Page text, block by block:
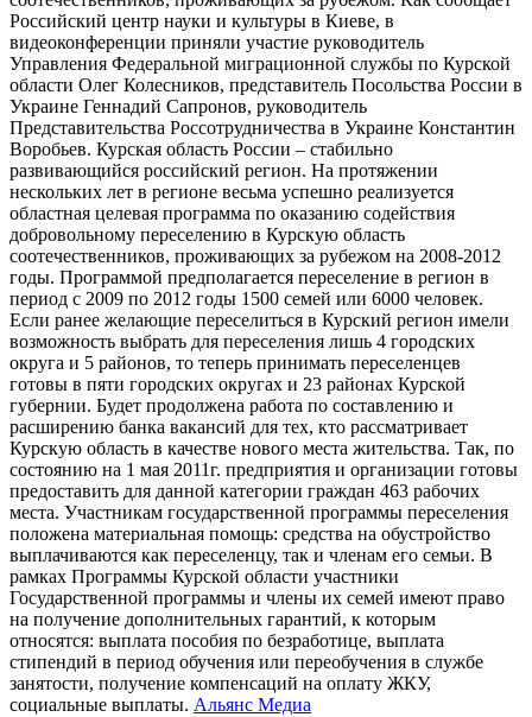
Российский центр науки и культуры в Киеве, в
видеоконференции приняли участие руководитель
Управления Федеральной миграционной службы по Курской
области Олег Колесников, представитель Посольства России в
Украине Геннадий Сапронов, руководитель
Представительства Россотрудничества в Украине Константин
Воробьев. Курская область России – стабильно
развивающийся российский регион. На протяжении
нескольких лет в регионе весьма успешно реализуется
областная целевая программа по оказанию содействия
добровольному переселению в Курскую область
соотечественников, проживающих за рубежом на 2008-2012
годы. Программой предполагается переселение в регион в
период с 2009 по 2012 годы 1500 семей или 6000 человек.
Если ранее желающие переселиться в Курский регион имели
возможность выбрать для переселения лишь 4 городских
округа и 5 районов, то теперь принимать переселенцев
готовы в пяти городских округах и 23 районах Курской
губернии. Будет продолжена работа по составлению и
расширению банка вакансий для тех, кто рассматривает
Курскую область в качестве нового места жительства. Так, по
состоянию на 1 мая 2011г. предприятия и организации готовы
предоставить для данной категории граждан 463 рабочих
места. Участникам государственной программы переселения
положена материальная помощь: средства на обустройство
выплачиваются как переселенцу, так и членам его семьи. В
рамках Программы Курской области участники
Государственной программы и члены их семей имеют право
на получение дополнительных гарантий, к которым
относятся: выплата пособия по безработице, выплата
стипендий в период обучения или переобучения в службе
занятости, получение компенсаций на оплату ЖКУ,
социальные выплаты. Альянс Медиа